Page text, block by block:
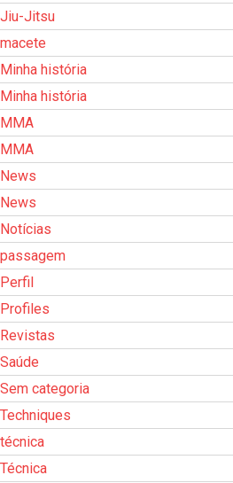
Jiu-Jitsu
macete
Minha história
Minha história
MMA
MMA
News
News
Notícias
passagem
Perfil
Profiles
Revistas
Saúde
Sem categoria
Techniques
técnica
Técnica